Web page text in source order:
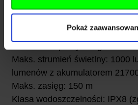
Pokaż
Dane techniczne:
Maks. strumień świetlny: 1000
lumenów z akumulatorem
Maks. zasięg: 150 m
Klasa wodoszczelności: IPX8